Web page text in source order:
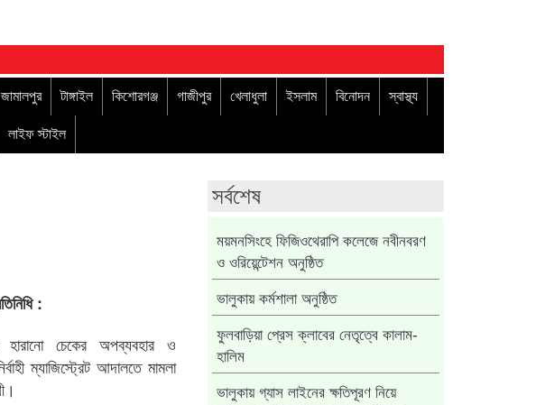
জামালপুর টাঙ্গাইল কিশোরগঞ্জ গাজীপুর খেলাধুলা ইসলাম বিনোদন স্বাস্থ্য
লাইফ স্টাইল
:
হারানো চেকের অপব্যবহার ও
ম্যাজিস্ট্রেট আদালতে মামলা
সর্বশেষ
ময়মনসিংহে ফিজিওথেরাপি কলেজে নবীনবরণ
ও ওরিয়েন্টেশন অনুষ্ঠিত
ভালুকায় কর্মশালা অনুষ্ঠিত
ফুলবাড়িয়া প্রেস ক্লাবের নেতৃত্বে কালাম-
হালিম
ভালুকায় গ্যাস লাইনের ক্ষতিপূরণ নিয়ে